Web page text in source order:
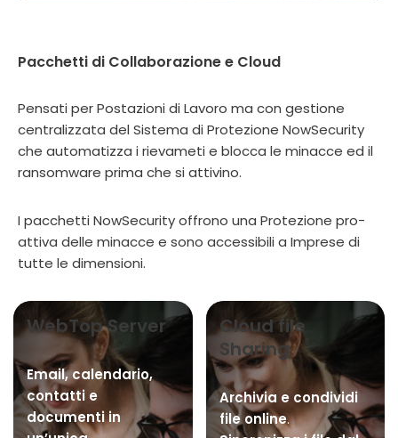
Pacchetti di Collaborazione e Cloud
Pensati per Postazioni di Lavoro ma con gestione
centralizzata del Sistema di Protezione NowSecurity
che automatizza i rievameti e blocca le minacce ed il
ransomware prima che si attivino.
I pacchetti NowSecurity offrono una Protezione pro-
attiva delle minacce e sono accessibili a Imprese di
tutte le dimensioni.
WebTop Server
Email, calendario,
contatti e
documenti in
Cloud file
Sharing
Archivia e condividi
file online.